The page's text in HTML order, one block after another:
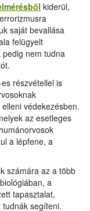
kiderül,
saját bevallása
felügyelt
nem tudna
részvétellel is
védekezésben.
az esetleges
a lépfene, a
számára az a több
a
tapasztalat,
segíteni.